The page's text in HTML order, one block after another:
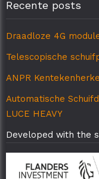
Recente posts
Draadloze 4G
Telescopische
ANPR
Automatische
LUCE HEAVY
Developed with the